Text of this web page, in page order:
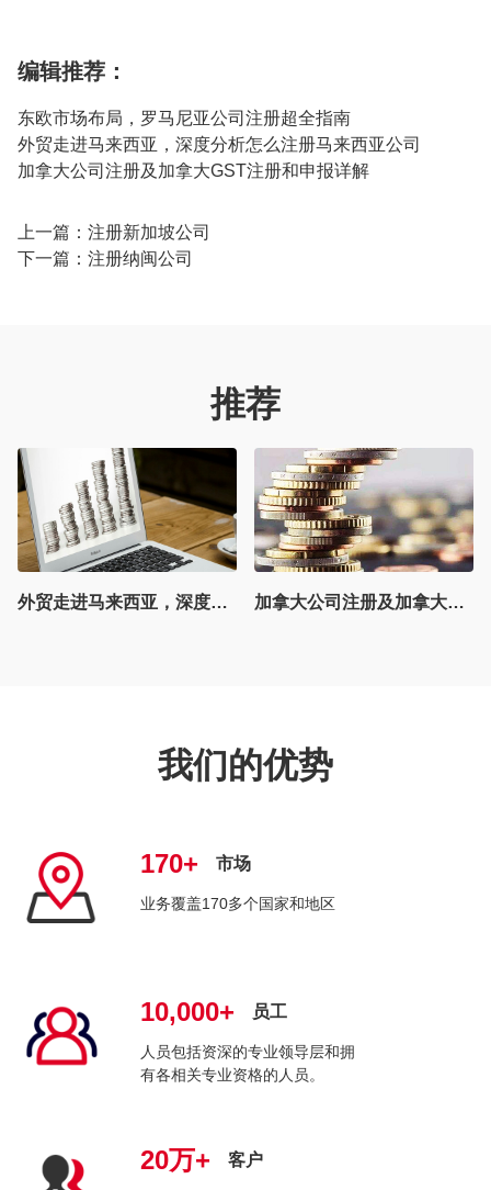
编辑推荐：
东欧市场布局，罗马尼亚公司注册超全指南
外贸走进马来西亚，深度分析怎么注册马来西亚公司
加拿大公司注册及加拿大GST注册和申报详解
上一篇： 注册新加坡公司
下一篇： 注册纳闽公司
推荐
加拿大公司注册及加拿大GST注册和申报详解 东欧市场布局，罗马尼亚公司注册超全指南
我们的优势
170+ 市场
业务覆盖170多个国家和地区
10,000+ 员工
人员包括资深的专业领导层和拥
有各相关专业资格的人员。
20万+ 客户